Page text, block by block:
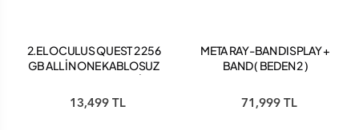
2.EL OCULUS QUEST 2 256
GB ALL İN ONE KABLOSUZ
GÖZLÜĞÜ
13,499 TL
META RAY-BAN DISPLAY +
BAND ( BEDEN 2 )
71,999 TL